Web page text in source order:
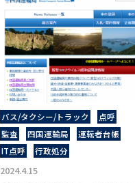
バス/タクシー/トラック
点呼
監査
四国運輸局
運転者台帳
IT点呼
行政処分
2024.4.15